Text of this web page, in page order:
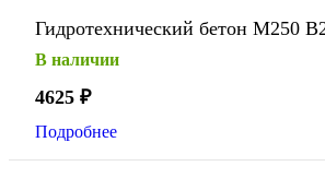
Гидротехнический бетон М250
В наличии
4625 ₽
Подробнее